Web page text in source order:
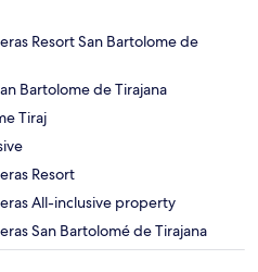
Resort San Bartolome de
Bartolome de Tirajana
Tiraj
Resort
All-inclusive property
San Bartolomé de Tirajana